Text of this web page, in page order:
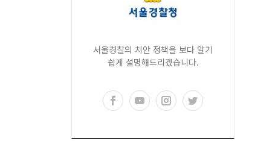
서울경찰의 치안 정책을 보다 알기
쉽게 설명해드리겠습니다.